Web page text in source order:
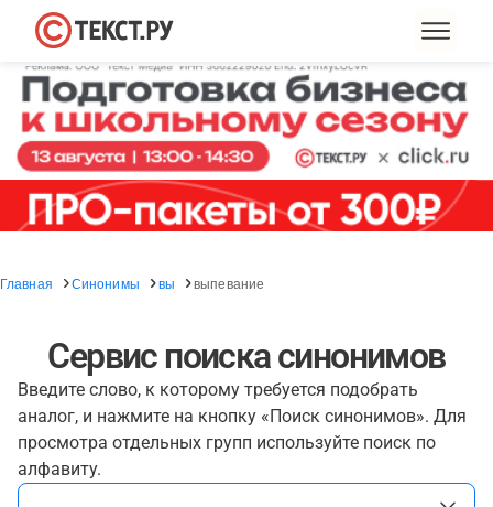
Главная Синонимы вы выпевание
Сервис поиска синонимов
Введите слово, к которому требуется подобрать
аналог, и нажмите на кнопку «Поиск синонимов». Для
просмотра отдельных групп используйте поиск по
алфавиту.